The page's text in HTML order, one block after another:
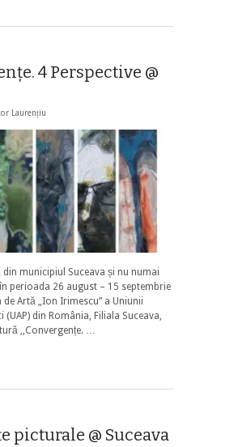
4 Perspective @
Laurențiu
municipiul Suceava și nu numai
perioada 26 august – 15 septembrie
de Artă „Ion Irimescu” a Uniunii
din România, Filiala Suceava,
,,Convergențe. …
picturale @ Suceava